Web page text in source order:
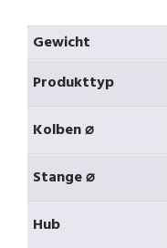
Gewicht
Produkttyp
Kolben ⌀
Stange ⌀
Hub